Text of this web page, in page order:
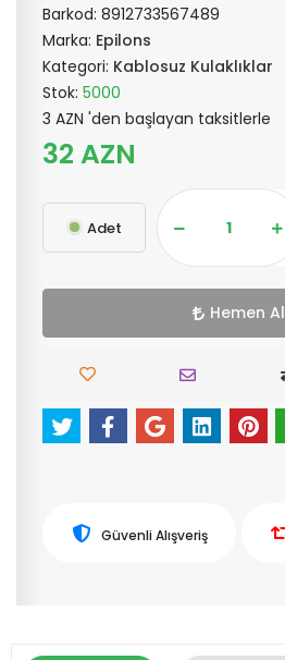
Barkod: 8912733567489
Marka: Epilons
Kategori: Kablosuz Kulaklıklar
Stok: 5000
3 AZN 'den başlayan taksitlerle
32 AZN
Adet
Hemen Al
Güvenli Alışveriş